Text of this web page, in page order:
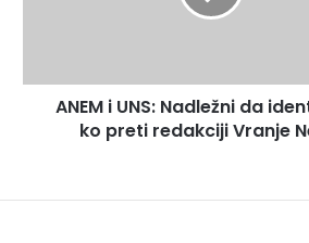
ANEM i UNS: Nadležni da
ko preti redakciji Vranje